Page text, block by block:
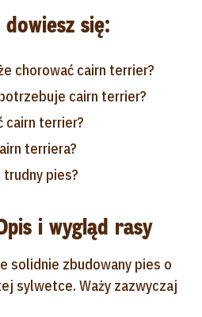
się:
chorować cairn terrier?
cairn terrier?
cairn terrier?
terriera?
pies?
i wygląd rasy
solidnie zbudowany pies o
sylwetce. Waży zazwyczaj